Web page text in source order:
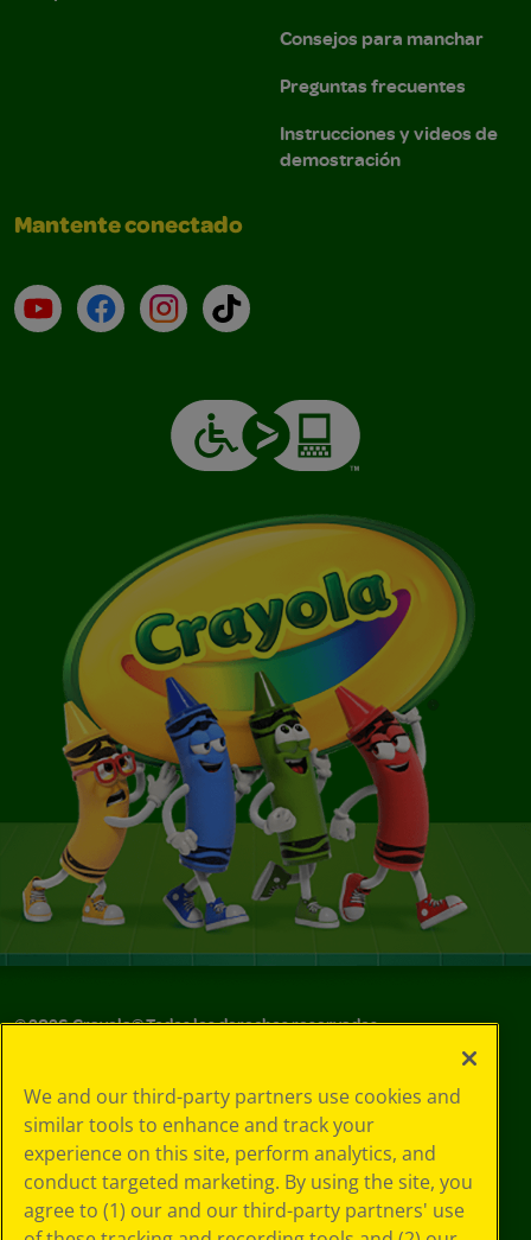
Consejos para manchar
Preguntas frecuentes
Instrucciones y videos de
demostración
Mantente conectado
YouTube (en inglés)
Facebook (en inglés)
Instagram (en inglés)
TikTok
©2026Crayola® Todos los derechos reservados.
de privacidad
Política de
privacidad
Términos de SMS
GDPR
Aviso de
We and our third-party partners use cookies and
similar tools to enhance and track your
experience on this site, perform analytics, and
conduct targeted marketing. By using the site, you
agree to (1) our and our third-party partners' use